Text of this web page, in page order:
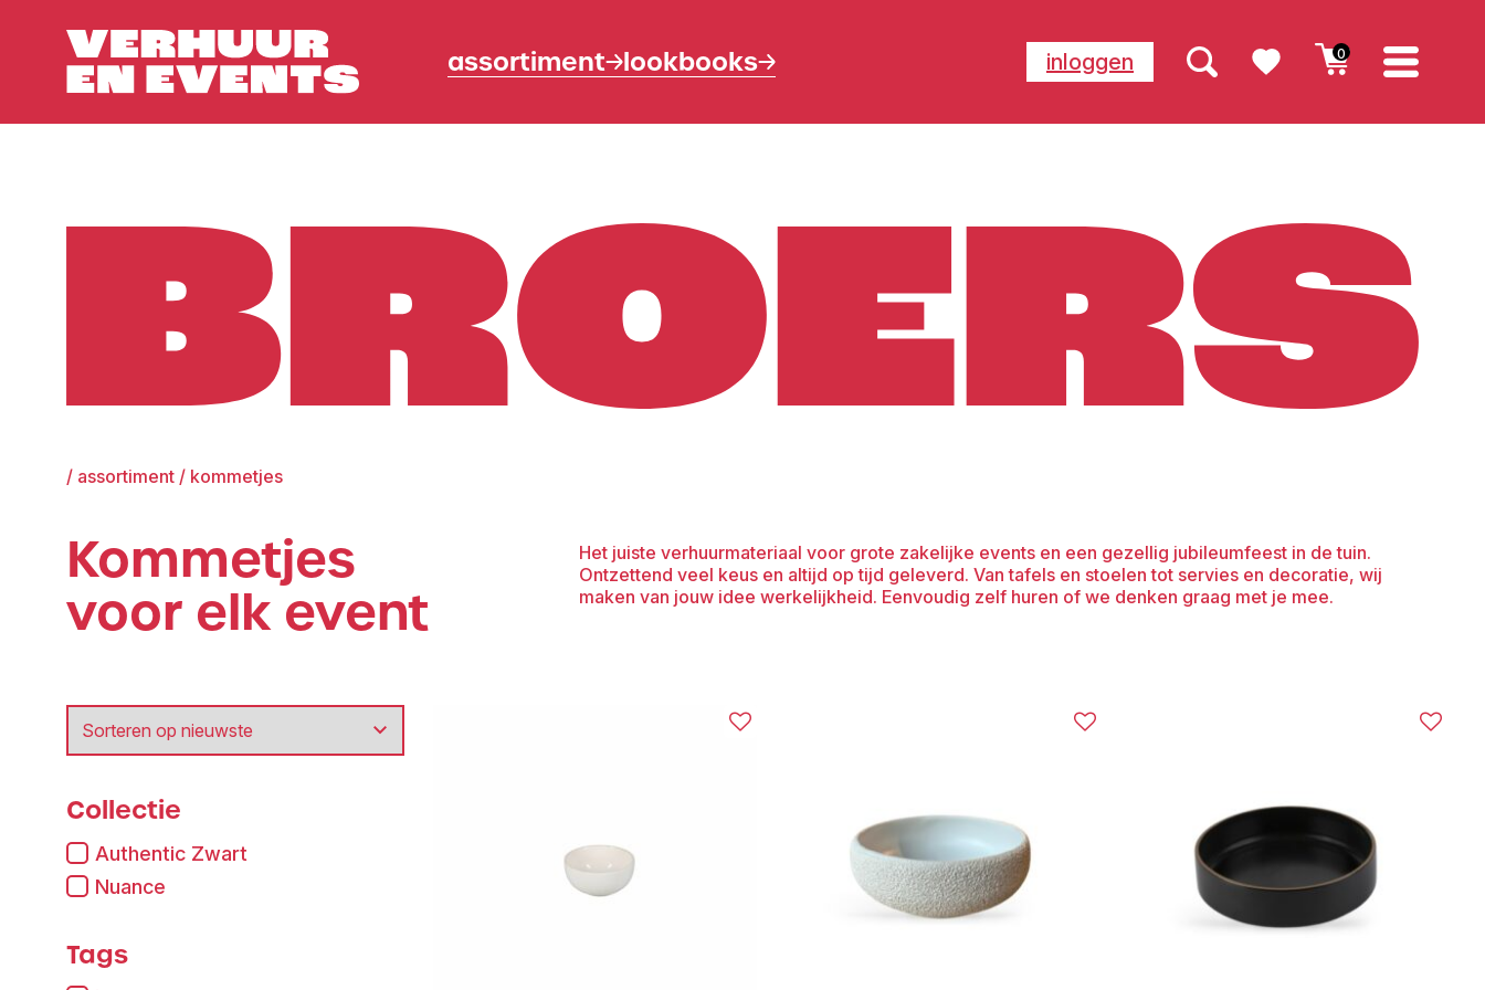
assortiment lookbooks inloggen 0
/ assortiment / kommetjes
Kommetjes
voor elk event
Het juiste verhuurmateriaal voor grote zakelijke events en een gezellig jubileumfeest in de tuin.
Ontzettend veel keus en altijd op tijd geleverd. Van tafels en stoelen tot servies en decoratie, wij
maken van jouw idee werkelijkheid. Eenvoudig zelf huren of we denken graag met je mee.
Collectie
Authentic Zwart
Nuance
Tags